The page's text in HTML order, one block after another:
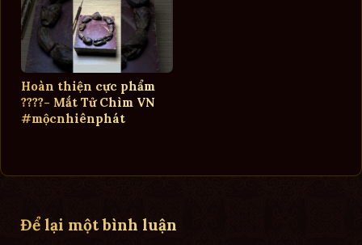
Hoàn thiện cực phẩm
????- Mắt Tử Chìm VN
#mộcnhiênphát
Để lại một bình luận